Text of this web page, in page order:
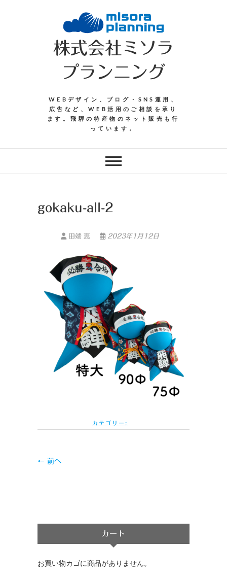
株式会社ミソラ
プランニング
WEBデザイン、ブログ・SNS運用、
広告など、WEB活用のご相談を承り
ます。飛騨の特産物のネット販売も行
っています。
gokaku-all-2
田端 恵 2023年1月12日
カテゴリー:
← 前へ
カート
お買い物カゴに商品がありません。